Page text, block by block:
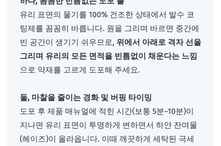
유리 표면의 물기를 100% 건조한 상태에서 발수 코
팅제를 꼼꼼히 바릅니다. 원을 그리며 바르면 중간에
빈 공간이 생기기 쉬우므로, 위에서 아래로 격자 선을
그리며 유리의 모든 면적을 빈틈없이 채운다는 느낌
으로 약재를 고르게 도포해 주세요.
둘, 마찰을 줄이는 경화 및 버핑 타이밍
도포 후 제품 매뉴얼에 적힌 시간(보통 5분~10분)이
지나면 유리 표면이 투명하게 변하면서 하얀 잔여물
(헤이즈)이 올라옵니다. 이때 깨끗하게 세탁된 극세